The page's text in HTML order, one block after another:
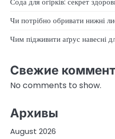
Чи потрібно обривати нижні
Чим підживити аґрус навесні
Свежие
No comments to show.
Архивы
August 2026